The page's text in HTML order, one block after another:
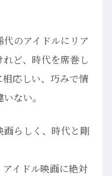
のアイドルにリア
ど、時代を席巻し
応しい、巧みで情
ない。
画らしく、時代と剛
イドル映画に絶対